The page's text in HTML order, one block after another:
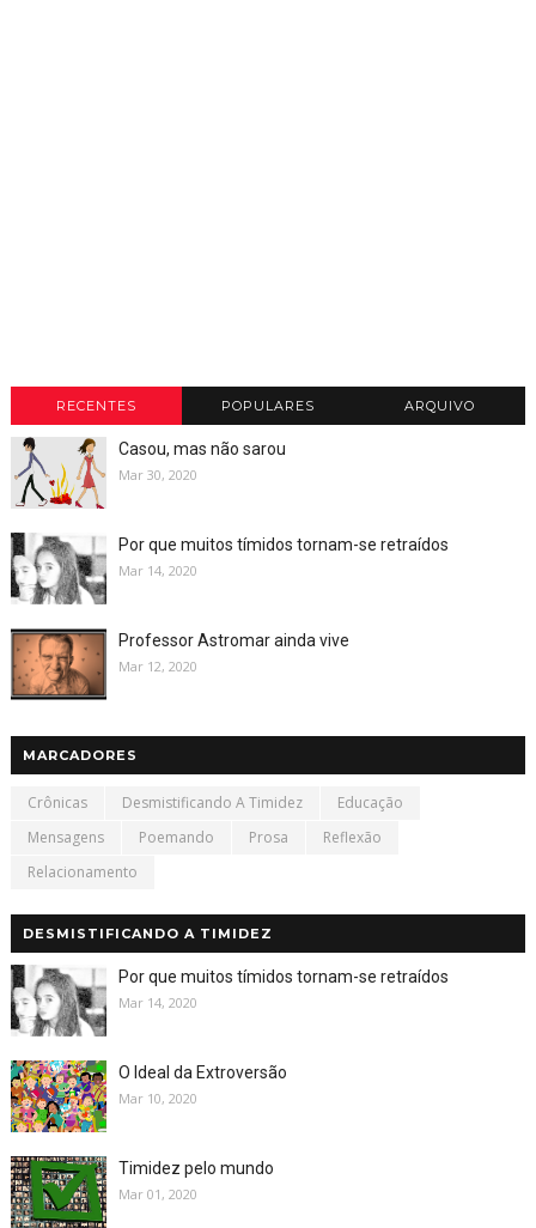
RECENTES POPULARES ARQUIVO
Casou, mas não sarou
Mar 30, 2020
Por que muitos tímidos tornam-se retraídos
Mar 14, 2020
Professor Astromar ainda vive
Mar 12, 2020
MARCADORES
Crônicas Desmistificando A Timidez
Educação
Mensagens
Poemando Prosa
Reflexão
Relacionamento
DESMISTIFICANDO A TIMIDEZ
Por que muitos tímidos tornam-se retraídos
Mar 14, 2020
O Ideal da Extroversão
Mar 10, 2020
Timidez pelo mundo
Mar 01, 2020